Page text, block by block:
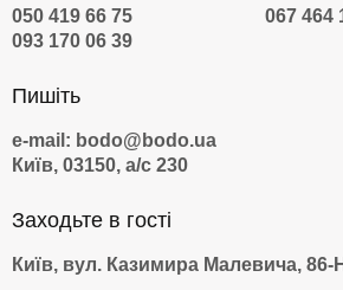
050 419 66 75
067 464
093 170 06 39
Пишіть
e-mail: bodo@bodo.ua
Київ, 03150, а/с 230
Заходьте в гості
Київ, вул. Казимира Малевича, 86-Н